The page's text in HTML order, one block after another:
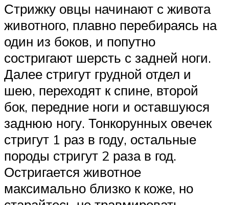
Стрижку овцы начинают с живота
животного, плавно перебираясь на
один из боков, и попутно
состригают шерсть с задней ноги.
Далее стригут грудной отдел и
шею, переходят к спине, второй
бок, передние ноги и оставшуюся
заднюю ногу. Тонкорунных овечек
стригут 1 раз в году, остальные
породы стригут 2 раза в год.
Остригается животное
максимально близко к коже, но